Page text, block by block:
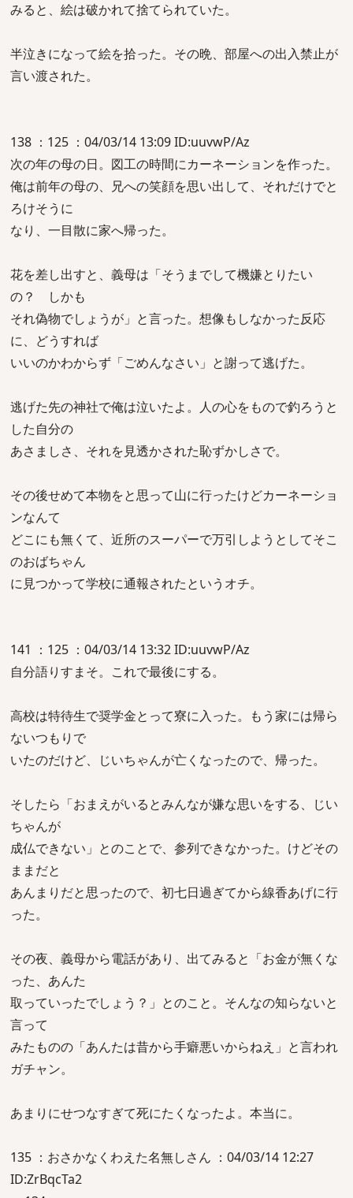
みると、絵は破かれて捨てられていた。
半泣きになって絵を拾った。その晩、部屋への出入禁止が
言い渡された。
138 ：125 ：04/03/14 13:09 ID:uuvwP/Az
次の年の母の日。図工の時間にカーネーションを作った。
俺は前年の母の、兄への笑顔を思い出して、それだけでと
ろけそうに
なり、一目散に家へ帰った。
花を差し出すと、義母は「そうまでして機嫌とりたい
の？ しかも
それ偽物でしょうが」と言った。想像もしなかった反応
に、どうすれば
いいのかわからず「ごめんなさい」と謝って逃げた。
逃げた先の神社で俺は泣いたよ。人の心をもので釣ろうと
した自分の
あさましさ、それを見透かされた恥ずかしさで。
その後せめて本物をと思って山に行ったけどカーネーショ
ンなんて
どこにも無くて、近所のスーパーで万引しようとしてそこ
のおばちゃん
に見つかって学校に通報されたというオチ。
141 ：125 ：04/03/14 13:32 ID:uuvwP/Az
自分語りすまそ。これで最後にする。
高校は特待生で奨学金とって寮に入った。もう家には帰ら
ないつもりで
いたのだけど、じいちゃんが亡くなったので、帰った。
そしたら「おまえがいるとみんなが嫌な思いをする、じい
ちゃんが
成仏できない」とのことで、参列できなかった。けどその
ままだと
あんまりだと思ったので、初七日過ぎてから線香あげに行
った。
その夜、義母から電話があり、出てみると「お金が無くな
った、あんた
取っていったでしょう？」とのこと。そんなの知らないと
言って
みたものの「あんたは昔から手癖悪いからねえ」と言われ
ガチャン。
あまりにせつなすぎて死にたくなったよ。本当に。
135 ：おさかなくわえた名無しさん ：04/03/14 12:27
ID:ZrBqcTa2